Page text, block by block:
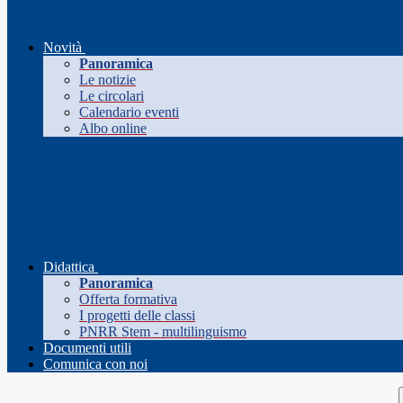
Novità
Panoramica
Le notizie
Le circolari
Calendario eventi
Albo online
Didattica
Panoramica
Offerta formativa
I progetti delle classi
PNRR Stem - multilinguismo
Documenti utili
Comunica con noi